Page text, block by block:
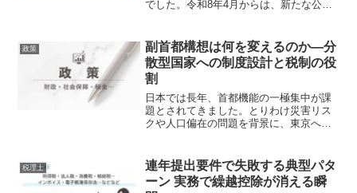
でした。令和8年4月からは、新たな公益
ります。もっとも、制度の趣旨が近いか
らといって、税務上の取扱...
政策
副首都構想は何を変えるのか―分
散型国家への制度設計と税制の役
割
日本では長年、首都機能の一極集中が課
題とされてきました。とりわけ災害リス
クや人口偏在の問題を背景に、東京への
新の会が合意した副首都構想の法案骨子
は、単なる防災対策にとど...
税理士
連年提出要件で失敗する典型パタ
ーン 実務で繰越控除が消える瞬